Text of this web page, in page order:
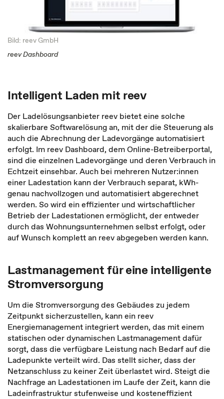
Bild: reev GmbH
reev Dashboard
Intelligent Laden mit reev
Der Ladelösungsanbieter reev bietet eine solche
skalierbare Softwarelösung an, mit der die Steuerung als
auch die Abrechnung der Ladevorgänge automatisiert
erfolgt. Im reev Dashboard, dem Online-Betreiberportal,
sind die einzelnen Ladevorgänge und deren Verbrauch in
Echtzeit einsehbar. Auch bei mehreren Nutzer:innen
einer Ladestation kann der Verbrauch separat, kWh-
genau nachvollzogen und automatisiert abgerechnet
werden. So wird ein effizienter und wirtschaftlicher
Betrieb der Ladestationen ermöglicht, der entweder
durch das Wohnungsunternehmen selbst erfolgt, oder
auf Wunsch komplett an reev abgegeben werden kann.
Lastmanagement für eine intelligente
Stromversorgung
Um die Stromversorgung des Gebäudes zu jedem
Zeitpunkt sicherzustellen, kann ein reev
Energiemanagement integriert werden, das mit einem
statischen oder dynamischen Lastmanagement dafür
sorgt, dass die verfügbare Leistung nach Bedarf auf die
Ladepunkte verteilt wird. Das stellt sicher, dass der
Netzanschluss zu keiner Zeit überlastet wird. Steigt die
Nachfrage an Ladestationen im Laufe der Zeit, kann die
Ladeinfrastruktur stufenweise und kosteneffizient